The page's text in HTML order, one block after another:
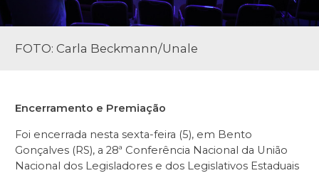
FOTO: Carla Beckmann/Unale
Encerramento e Premiação
Foi encerrada nesta sexta-feira (5), em Bento
Gonçalves (RS), a 28ª Conferência Nacional da União
Nacional dos Legisladores e dos Legislativos Estaduais